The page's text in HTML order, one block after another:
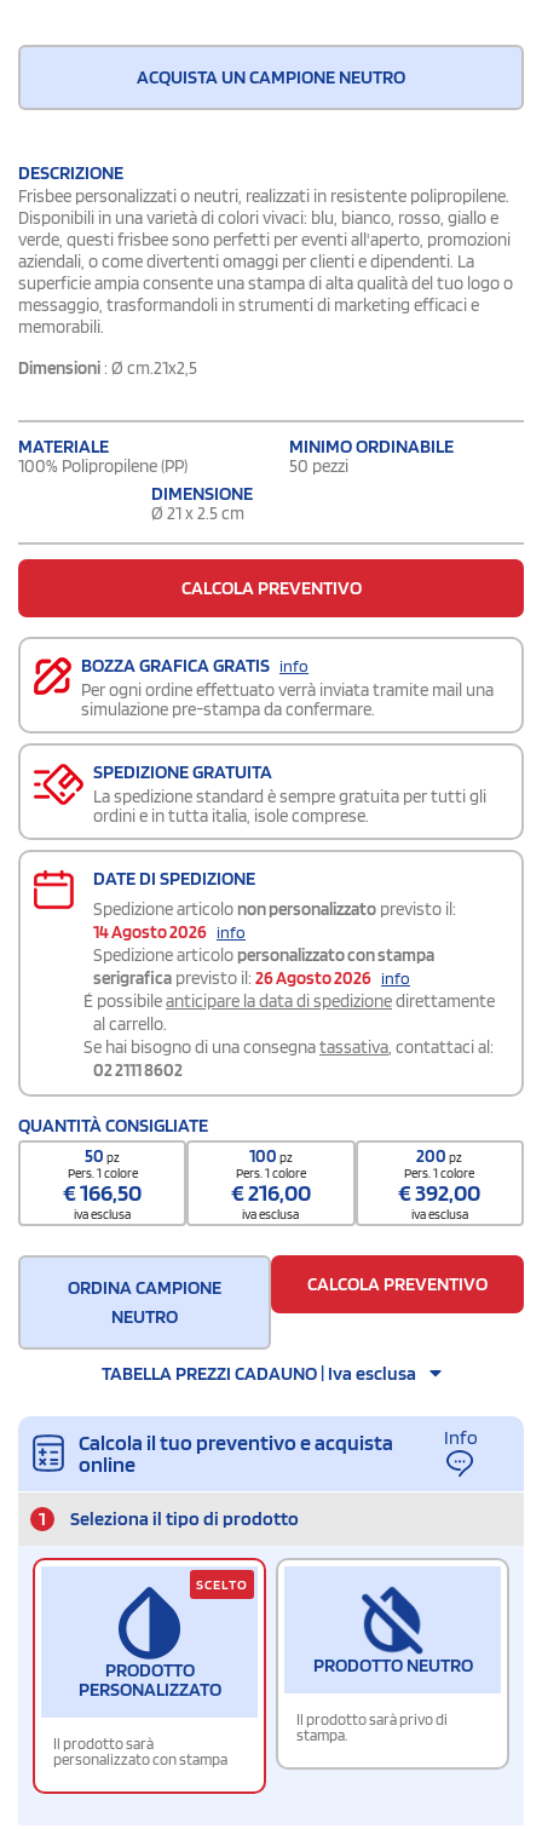
ACQUISTA UN CAMPIONE NEUTRO
DESCRIZIONE
Frisbee personalizzati o neutri, realizzati in resistente polipropilene.
Disponibili in una varietà di colori vivaci: blu, bianco, rosso, giallo e
verde, questi frisbee sono perfetti per eventi all'aperto, promozioni
aziendali, o come divertenti omaggi per clienti e dipendenti. La
superficie ampia consente una stampa di alta qualità del tuo logo o
messaggio, trasformandoli in strumenti di marketing efficaci e
memorabili.
Dimensioni : Ø cm.21x2,5
MATERIALE
100% Polipropilene (PP)
MINIMO ORDINABILE
50 pezzi
DIMENSIONE
Ø 21 x 2.5 cm
CALCOLA PREVENTIVO
BOZZA GRAFICA GRATIS info
Per ogni ordine effettuato verrà inviata tramite mail una
simulazione pre-stampa da confermare.
SPEDIZIONE GRATUITA
La spedizione standard è sempre gratuita per tutti gli
ordini e in tutta italia, isole comprese.
DATE DI SPEDIZIONE
Spedizione articolo non personalizzato previsto il:
14 Agosto 2026 info
Spedizione articolo personalizzato con stampa
serigrafica previsto il: 26 Agosto 2026 info
É possibileanticipare la data di spedizionedirettamente
al carrello.
Se hai bisogno di una consegnatassativa, contattaci al:
02 2111 8602
QUANTITÀ CONSIGLIATE
50pz
Pers. 1 colore
€166,50
iva esclusa
100 pz
Pers. 1 colore
€216,00
iva esclusa
200pz
Pers. 1 colore
€392,00
iva esclusa
ORDINA CAMPIONE
NEUTRO
CALCOLA PREVENTIVO
TABELLA PREZZI CADAUNO | Iva esclusa
Calcola il tuo preventivo e acquista
online
Info
1 Seleziona il tipo di prodotto
PRODOTTO
PERSONALIZZATO
Il prodotto sarà
personalizzato con stampa
SCELTO
PRODOTTO NEUTRO
Il prodotto sarà privo di
stampa.